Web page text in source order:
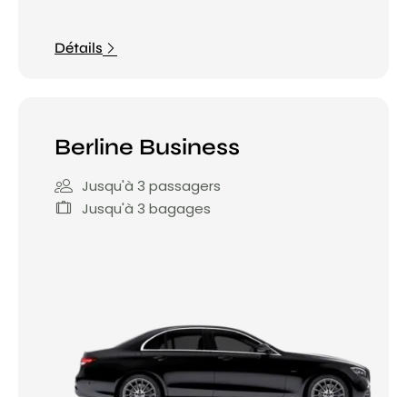
Détails
Berline Business
Jusqu'à 3 passagers
Jusqu'à 3 bagages